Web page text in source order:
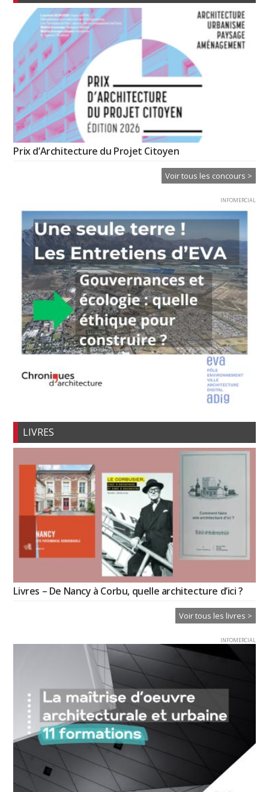
Prix d’Architecture du Projet Citoyen
Voir tous les concours >
INFOMERCIAL
LIVRES
Livres – De Nancy à Corbu, quelle architecture d’ici ?
Voir tous les livres >
INFOMERCIAL